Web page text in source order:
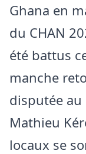
Ghana en
du CHAN
été battus
manche
disputée au
Mathieu
locaux se